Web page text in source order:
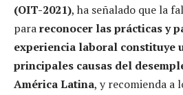
(OIT-2021), ha señalado que la
parareconocer las prácticas y
experiencia laboral constituye
principales causas del
América Latina, y recomienda a